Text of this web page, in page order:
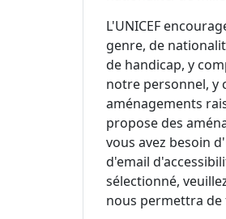
L'UNICEF
genre, de
de handicap, y
notre personnel, y
aménagements
propose des
vous avez besoin
d'email
sélectionné,
nous permettra de